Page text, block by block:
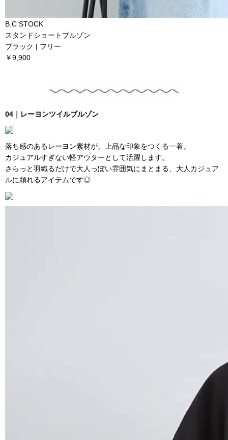
B.C STOCK
スタンドショートブルゾン
ブラック | フリー
￥9,900
04｜レーヨンツイルブルゾン
落ち感のあるレーヨン素材が、上品な印象をつくる一着。
カジュアルすぎない軽アウターとして活躍します。
さらっと羽織るだけで大人っぽい雰囲気にまとまる、大人カジュア
ルに頼れるアイテムです◎